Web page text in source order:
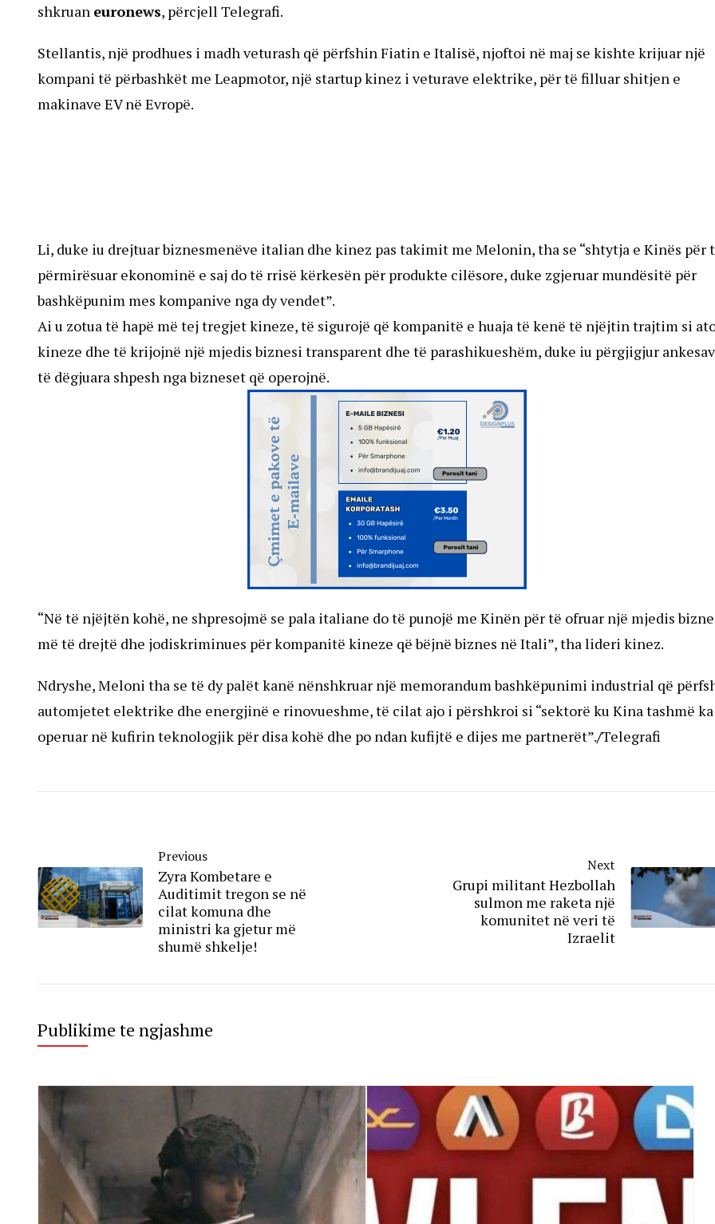
shkruan euronews, përcjell Telegrafi.
Stellantis, një prodhues i madh veturash që përfshin Fiatin e Italisë, njoftoi në maj se kishte krijuar një
kompani të përbashkët me Leapmotor, një startup kinez i veturave elektrike, për të filluar shitjen e
makinave EV në Evropë.
Li, duke iu drejtuar biznesmenëve italian dhe kinez pas takimit me Melonin, tha se “shtytja e Kinës për
përmirësuar ekonominë e saj do të rrisë kërkesën për produkte cilësore, duke zgjeruar mundësitë për
bashkëpunim mes kompanive nga dy vendet”.
Ai u zotua të hapë më tej tregjet kineze, të sigurojë që kompanitë e huaja të kenë të njëjtin trajtim si
kineze dhe të krijojnë një mjedis biznesi transparent dhe të parashikueshëm, duke iu përgjigjur
të dëgjuara shpesh nga bizneset që operojnë.
“Në të njëjtën kohë, ne shpresojmë se pala italiane do të punojë me Kinën për të ofruar një mjedis
më të drejtë dhe jodiskriminues për kompanitë kineze që bëjnë biznes në Itali”, tha lideri kinez.
Ndryshe, Meloni tha se të dy palët kanë nënshkruar një memorandum bashkëpunimi industrial që
automjetet elektrike dhe energjinë e rinovueshme, të cilat ajo i përshkroi si “sektorë ku Kina tashmë ka
operuar në kufirin teknologjik për disa kohë dhe po ndan kufijtë e dijes me partnerët”./Telegrafi
Previous
Zyra Kombetare e
Auditimit tregon se në
cilat komuna dhe
ministri ka gjetur më
shumë shkelje!
Next
Grupi militant Hezbollah
sulmon me raketa një
komunitet në veri të
Izraelit
Publikime te ngjashme